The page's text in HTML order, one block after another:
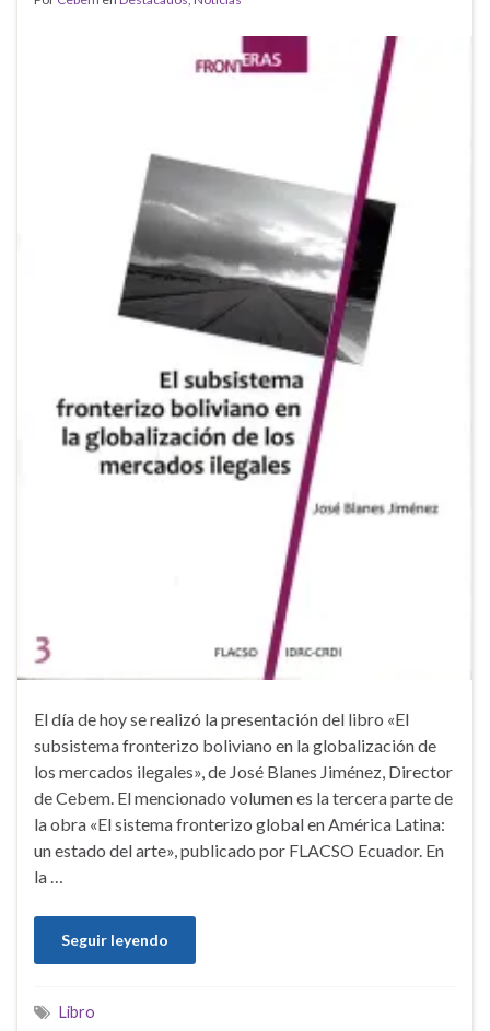
El día de hoy se realizó la presentación del libro «El
subsistema fronterizo boliviano en la globalización de
los mercados ilegales», de José Blanes Jiménez, Director
de Cebem. El mencionado volumen es la tercera parte de
la obra «El sistema fronterizo global en América Latina:
un estado del arte», publicado por FLACSO Ecuador. En
la …
Seguir leyendo
Libro